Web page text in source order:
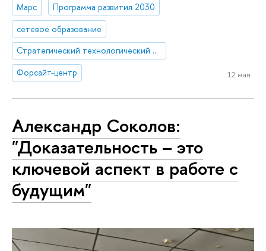
Марс
Программа развития 2030
сетевое образование
Стратегический технологический проект «Национальный центр социально-экономического и научно-технологического прогнозирования»
Форсайт-центр
12 мая
Александр Соколов:
"Доказательность – это
ключевой аспект в работе с
будущим"